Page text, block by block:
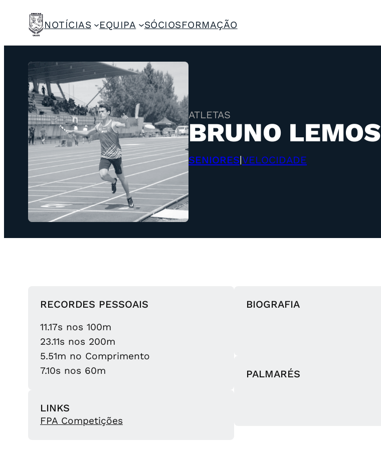
NOTÍCIAS EQUIPA SÓCIOSFORMAÇÃO
ATLETAS
BRUNO LEMOS
SENIORES|VELOCIDADE
RECORDES PESSOAIS
11.17s nos 100m
23.11s nos 200m
5.51m no Comprimento
7.10s nos 60m
LINKS
FPA Competições
BIOGRAFIA
PALMARÉS